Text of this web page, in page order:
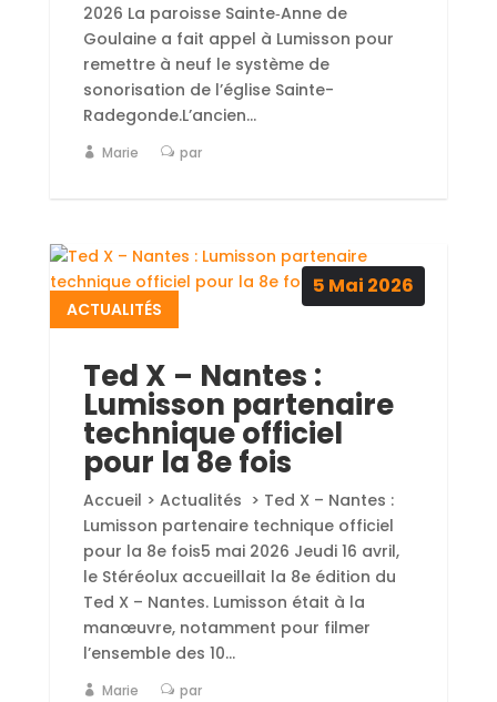
2026 La paroisse Sainte‑Anne de
Goulaine a fait appel à Lumisson pour
remettre à neuf le système de
sonorisation de l’église Sainte-
Radegonde.L’ancien...
Marie par
Ted X – Nantes :
Lumisson partenaire
technique officiel
pour la 8e fois
ACTUALITÉS
Accueil > Actualités > Ted X – Nantes :
Lumisson partenaire technique officiel
pour la 8e fois5 mai 2026 Jeudi 16 avril,
le Stéréolux accueillait la 8e édition du
Ted X – Nantes. Lumisson était à la
manœuvre, notamment pour filmer
l’ensemble des 10...
Marie par
5 Mai 2026